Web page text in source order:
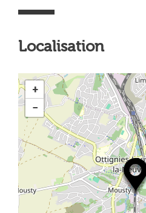
Localisation
+
−